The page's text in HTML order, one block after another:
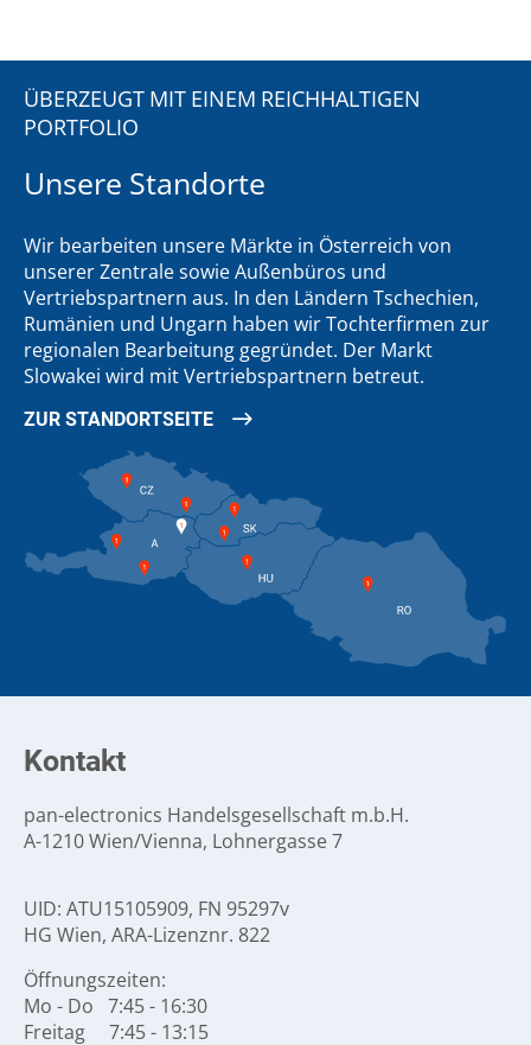
ÜBERZEUGT MIT EINEM REICHHALTIGEN
PORTFOLIO
Unsere Standorte
Wir bearbeiten unsere Märkte in Österreich von
unserer Zentrale sowie Außenbüros und
Vertriebspartnern aus. In den Ländern Tschechien,
Rumänien und Ungarn haben wir Tochterfirmen zur
regionalen Bearbeitung gegründet. Der Markt
Slowakei wird mit Vertriebspartnern betreut.
ZUR STANDORTSEITE
Kontakt
pan-electronics Handelsgesellschaft m.b.H.
A-1210 Wien/Vienna, Lohnergasse 7
UID: ATU15105909, FN 95297v
HG Wien, ARA-Lizenznr. 822
Öffnungszeiten:
Mo - Do 7:45 - 16:30
Freitag 7:45 - 13:15